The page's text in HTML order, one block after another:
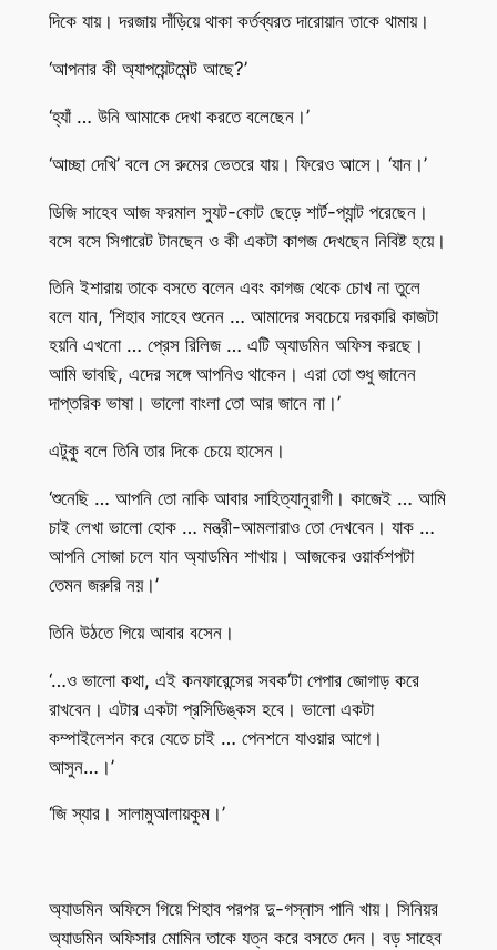
দিকে যায়। দরজায় দাঁড়িয়ে থাকা কর্তব্যরত দারোয়ান তাকে থামায়।
‘আপনার কী অ্যাপয়েন্টমেন্ট আছে?’
‘হ্যাঁ … উনি আমাকে দেখা করতে বলেছেন।’
‘আচ্ছা দেখি’ বলে সে রুমের ভেতরে যায়। ফিরেও আসে। ‘যান।’
ডিজি সাহেব আজ ফরমাল স্যুট-কোট ছেড়ে শার্ট-প্যান্ট পরেছেন।
বসে বসে সিগারেট টানছেন ও কী একটা কাগজ দেখছেন নিবিষ্ট হয়ে।
তিনি ইশারায় তাকে বসতে বলেন এবং কাগজ থেকে চোখ না তুলে
বলে যান, ‘শিহাব সাহেব শুনেন … আমাদের সবচেয়ে দরকারি কাজটা
হয়নি এখনো … প্রেস রিলিজ … এটি অ্যাডমিন অফিস করছে।
আমি ভাবছি, এদের সঙ্গে আপনিও থাকেন। এরা তো শুধু জানেন
দাপ্তরিক ভাষা। ভালো বাংলা তো আর জানে না।’
এটুকু বলে তিনি তার দিকে চেয়ে হাসেন।
‘শুনেছি … আপনি তো নাকি আবার সাহিত্যানুরাগী। কাজেই … আমি
চাই লেখা ভালো হোক … মন্ত্রী-আমলারাও তো দেখবেন। যাক …
আপনি সোজা চলে যান অ্যাডমিন শাখায়। আজকের ওয়ার্কশপটা
তেমন জরুরি নয়।’
তিনি উঠতে গিয়ে আবার বসেন।
‘…ও ভালো কথা, এই কনফারেন্সের সবক’টা পেপার জোগাড় করে
রাখবেন। এটার একটা প্রসিডিঙ্কস হবে। ভালো একটা
কম্পাইলেশন করে যেতে চাই … পেনশনে যাওয়ার আগে।
আসুন…।’
‘জি স্যার। সালামুআলায়কুম।’
অ্যাডমিন অফিসে গিয়ে শিহাব পরপর দু-গস্নাস পানি খায়। সিনিয়র
অ্যাডমিন অফিসার মোমিন তাকে যত্ন করে বসতে দেন। বড় সাহেব